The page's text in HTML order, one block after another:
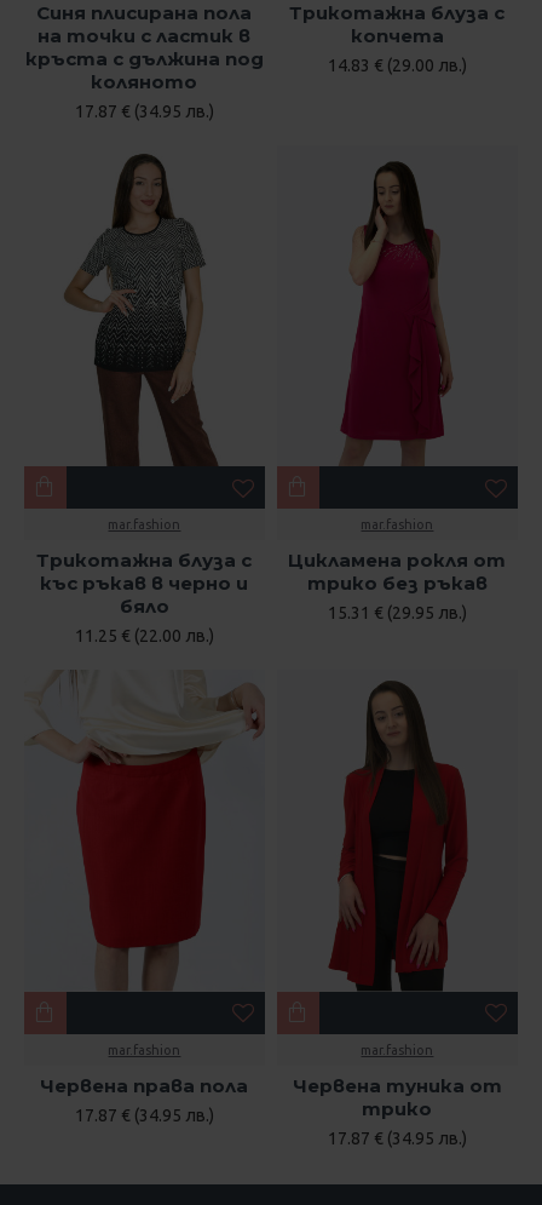
Синя плисирана пола
на точки с ластик в
кръста с дължина под
коляното
17.87 € (34.95 лв.)
Трикотажна блуза с
копчета
14.83 € (29.00 лв.)
mar.fashion
Трикотажна блуза с
къс ръкав в черно и
бяло
11.25 € (22.00 лв.)
mar.fashion
Цикламена рокля от
трико без ръкав
15.31 € (29.95 лв.)
mar.fashion
Червена права пола
17.87 € (34.95 лв.)
mar.fashion
Червена туника от
трико
17.87 € (34.95 лв.)